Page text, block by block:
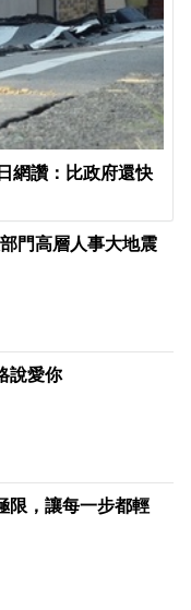
網讚：比政府還快
門高層人事大地震
說愛你
限，讓每一步都輕